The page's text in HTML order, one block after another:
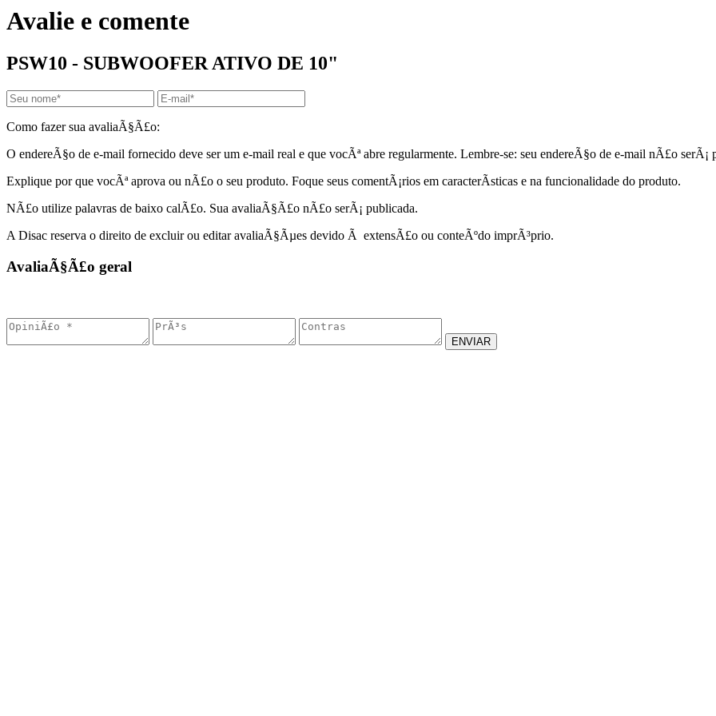
Avalie e comente
PSW10 - SUBWOOFER ATIVO DE 10"
Como fazer sua avaliaÃ§Ã£o:
O endereÃ§o de e-mail fornecido deve ser um e-mail real e que vocÃª abre regularmente. Lembre-se: seu endereÃ§o de e-mail nÃ£o serÃ¡
Explique por que vocÃª aprova ou nÃ£o o seu produto. Foque seus comentÃ¡rios em caracterÃ­sticas e na funcionalidade do produto.
NÃ£o utilize palavras de baixo calÃ£o. Sua avaliaÃ§Ã£o nÃ£o serÃ¡ publicada.
A Disac reserva o direito de excluir ou editar avaliaÃ§Ãµes devido Ã extensÃ£o ou conteÃºdo imprÃ³prio.
AvaliaÃ§Ã£o geral